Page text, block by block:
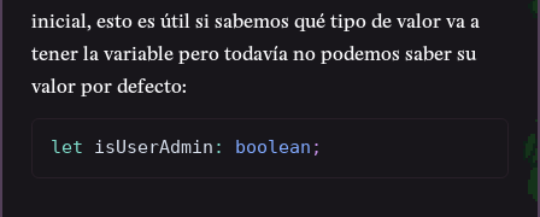
inicial, esto es útil si sabemos qué tipo de valor va a
tener la variable pero todavía no podemos saber su
valor por defecto:
let isUserAdmin : boolean ;